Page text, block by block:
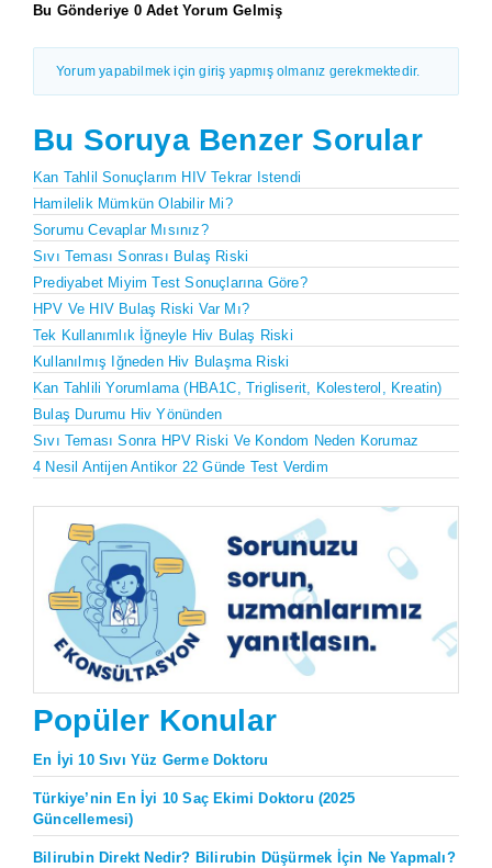
Bu Gönderiye 0 Adet Yorum Gelmiş
Yorum yapabilmek için giriş yapmış olmanız gerekmektedir.
Bu Soruya Benzer Sorular
Kan Tahlil Sonuçlarım HIV Tekrar Istendi
Hamilelik Mümkün Olabilir Mi?
Sorumu Cevaplar Mısınız?
Sıvı Teması Sonrası Bulaş Riski
Prediyabet Miyim Test Sonuçlarına Göre?
HPV Ve HIV Bulaş Riski Var Mı?
Tek Kullanımlık İğneyle Hiv Bulaş Riski
Kullanılmış Iğneden Hiv Bulaşma Riski
Kan Tahlili Yorumlama (HBA1C, Trigliserit, Kolesterol, Kreatin)
Bulaş Durumu Hiv Yönünden
Sıvı Teması Sonra HPV Riski Ve Kondom Neden Korumaz
4 Nesil Antijen Antikor 22 Günde Test Verdim
Popüler Konular
En İyi 10 Sıvı Yüz Germe Doktoru
Türkiye’nin En İyi 10 Saç Ekimi Doktoru (2025
Güncellemesi)
Bilirubin Direkt Nedir? Bilirubin Düşürmek İçin Ne Yapmalı?